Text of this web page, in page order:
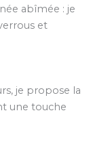
abîmée : je
et
je propose la
une touche